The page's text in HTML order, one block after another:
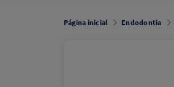
Página inicial Endodontia